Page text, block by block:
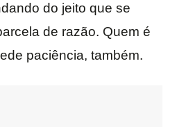
do jeito que se
de razão. Quem é
paciência, também.